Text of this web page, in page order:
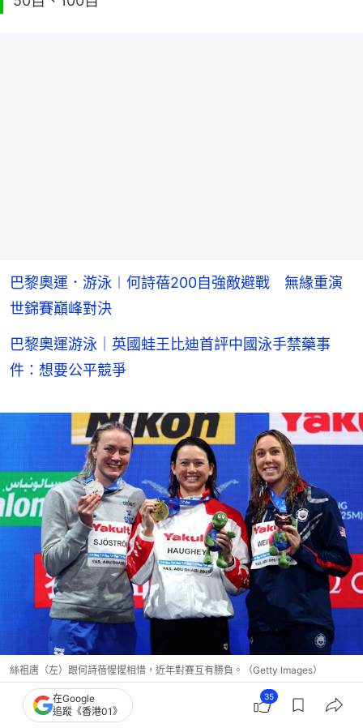
巴黎奧運．游泳︱何詩蓓200自強敵避戰 無緣重演
世錦賽巔峰對決
巴黎奧運游泳｜英國蛙王比迪首評中國泳手禁藥事
件：想要公平競爭
絲祖唐（左）跟何詩蓓惺惺相惜，近年對賽互有勝負。（Getty Images）
上屆跌斷手後缺態仍獲銀牌
在Google
追蹤《香港01》
35